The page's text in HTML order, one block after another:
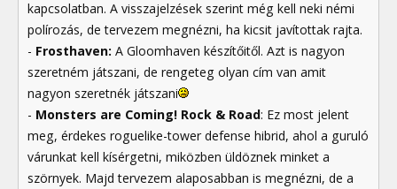
kapcsolatban. A visszajelzések szerint még kell neki némi
polírozás, de tervezem megnézni, ha kicsit javítottak rajta.
- Frosthaven: A Gloomhaven készítőitől. Azt is nagyon
szeretném játszani, de rengeteg olyan cím van amit
nagyon szeretnék játszani
- Monsters are Coming! Rock & Road: Ez most jelent
meg, érdekes roguelike-tower defense hibrid, ahol a guruló
várunkat kell kísérgetni, miközben üldöznek minket a
szörnyek. Majd tervezem alaposabban is megnézni, de a